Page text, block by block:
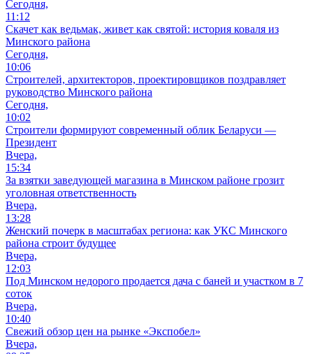
Сегодня,
11:12
Скачет как ведьмак, живет как святой: история коваля из
Минского района
Сегодня,
10:06
Cтроителей, архитекторов, проектировщиков поздравляет
руководство Минского района
Сегодня,
10:02
Строители формируют современный облик Беларуси —
Президент
Вчера,
15:34
За взятки заведующей магазина в Минском районе грозит
уголовная ответственность
Вчера,
13:28
Женский почерк в масштабах региона: как УКС Минского
района строит будущее
Вчера,
12:03
Под Минском недорого продается дача с баней и участком в 7
соток
Вчера,
10:40
Свежий обзор цен на рынке «Экспобел»
Вчера,